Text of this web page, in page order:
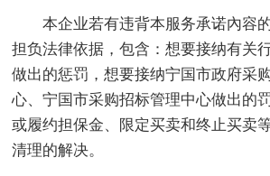
本企业若有违背本服务承诺內容
担负法律依据，包含：想要接纳有关
做出的惩罚，想要接纳宁国市政府采
心、宁国市采购招标管理中心做出的
或履约担保金、限定买卖和终止买卖
清理的解决。